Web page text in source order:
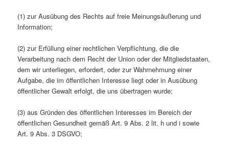
(1) zur Ausübung des Rechts auf freie Meinungsäußerung und
Information;
(2) zur Erfüllung einer rechtlichen Verpflichtung, die die
Verarbeitung nach dem Recht der Union oder der Mitgliedstaaten,
dem wir unterliegen, erfordert, oder zur Wahrnehmung einer
Aufgabe, die im öffentlichen Interesse liegt oder in Ausübung
öffentlicher Gewalt erfolgt, die uns übertragen wurde;
(3) aus Gründen des öffentlichen Interesses im Bereich der
öffentlichen Gesundheit gemäß Art. 9 Abs. 2 lit. h und i sowie
Art. 9 Abs. 3 DSGVO;